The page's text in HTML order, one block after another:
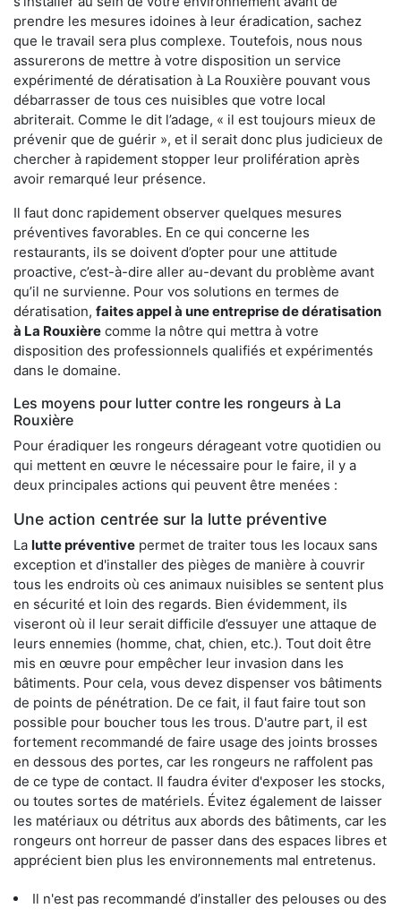
prendre les mesures idoines à leur éradication, sachez
que le travail sera plus complexe. Toutefois, nous nous
assurerons de mettre à votre disposition un service
expérimenté de dératisation à La Rouxière pouvant vous
débarrasser de tous ces nuisibles que votre local
abriterait. Comme le dit l’adage, « il est toujours mieux de
prévenir que de guérir », et il serait donc plus judicieux de
chercher à rapidement stopper leur prolifération après
avoir remarqué leur présence.
Il faut donc rapidement observer quelques mesures
préventives favorables. En ce qui concerne les
restaurants, ils se doivent d’opter pour une attitude
proactive, c’est-à-dire aller au-devant du problème avant
qu’il ne survienne. Pour vos solutions en termes de
dératisation, faites appel à une entreprise de dératisation
à La Rouxière comme la nôtre qui mettra à votre
disposition des professionnels qualifiés et expérimentés
dans le domaine.
Les moyens pour lutter contre les rongeurs à La
Rouxière
Pour éradiquer les rongeurs dérageant votre quotidien ou
qui mettent en œuvre le nécessaire pour le faire, il y a
deux principales actions qui peuvent être menées :
Une action centrée sur la lutte préventive
La lutte préventive permet de traiter tous les locaux sans
exception et d'installer des pièges de manière à couvrir
tous les endroits où ces animaux nuisibles se sentent plus
en sécurité et loin des regards. Bien évidemment, ils
viseront où il leur serait difficile d’essuyer une attaque de
leurs ennemies (homme, chat, chien, etc.). Tout doit être
mis en œuvre pour empêcher leur invasion dans les
bâtiments. Pour cela, vous devez dispenser vos bâtiments
de points de pénétration. De ce fait, il faut faire tout son
possible pour boucher tous les trous. D'autre part, il est
fortement recommandé de faire usage des joints brosses
en dessous des portes, car les rongeurs ne raffolent pas
de ce type de contact. Il faudra éviter d'exposer les stocks,
ou toutes sortes de matériels. Évitez également de laisser
les matériaux ou détritus aux abords des bâtiments, car les
rongeurs ont horreur de passer dans des espaces libres et
apprécient bien plus les environnements mal entretenus.
Il n'est pas recommandé d’installer des pelouses ou des